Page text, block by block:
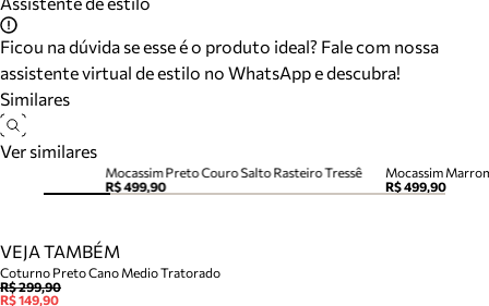
Ficou na dúvida se esse é o produto ideal? Fale com nossa
assistente virtual de estilo no WhatsApp e descubra!
Similares
Ver similares
Mocassim Preto Couro Salto Rasteiro Tressê
R$ 499,90
Mocassim
R$ 499,90
VEJA TAMBÉM
Coturno Preto Cano Medio Tratorado
R$ 299,90
R$ 149,90